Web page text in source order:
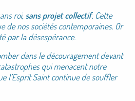
roi, sans projet collectif. Cette
de nos sociétéscontemporaines. Or
par la désespérance.
dans le découragementdevant
quimenacent notre
l’EspritSaint continue de souffler